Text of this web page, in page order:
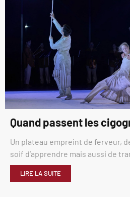
Quand passent les
Un plateau empreint de ferveur,
soif d’apprendre mais aussi de
LIRE LA SUITE